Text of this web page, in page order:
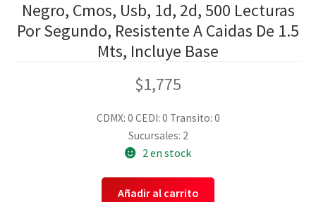
Negro, Cmos, Usb, 1d, 2d, 500 Lecturas
Por Segundo, Resistente A Caidas De 1.5
Mts, Incluye Base
$1,775
CDMX: 0 CEDI: 0 Transito: 0
Sucursales: 2
2 en stock
Añadir al carrito